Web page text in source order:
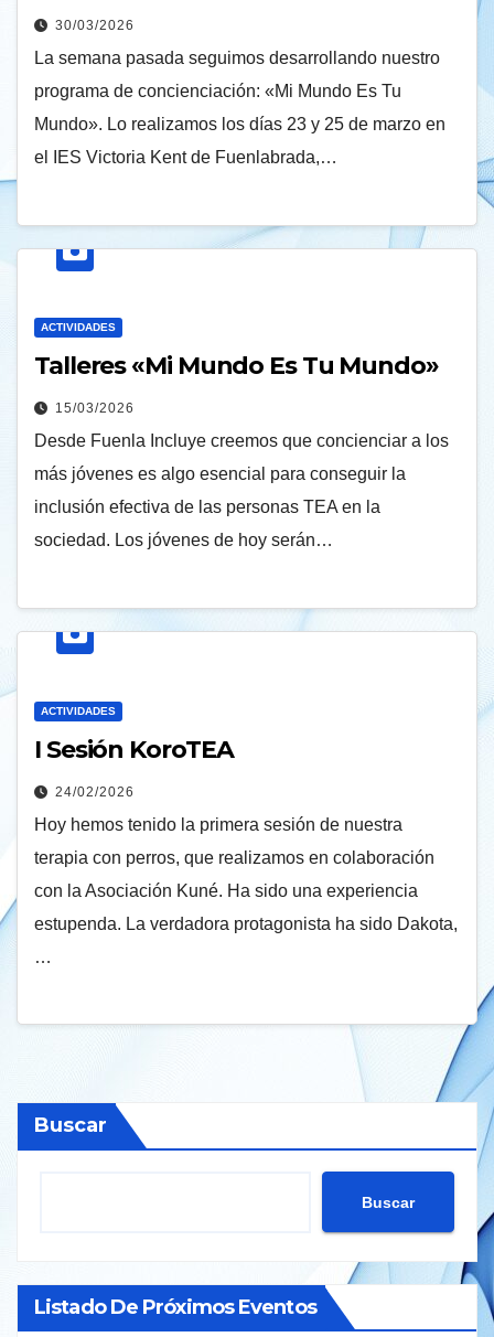
30/03/2026
La semana pasada seguimos desarrollando nuestro
programa de concienciación: «Mi Mundo Es Tu
Mundo». Lo realizamos los días 23 y 25 de marzo en
el IES Victoria Kent de Fuenlabrada,…
ACTIVIDADES
Talleres «Mi Mundo Es Tu Mundo»
15/03/2026
Desde Fuenla Incluye creemos que concienciar a los
más jóvenes es algo esencial para conseguir la
inclusión efectiva de las personas TEA en la
sociedad. Los jóvenes de hoy serán…
ACTIVIDADES
I Sesión KoroTEA
24/02/2026
Hoy hemos tenido la primera sesión de nuestra
terapia con perros, que realizamos en colaboración
con la Asociación Kuné. Ha sido una experiencia
estupenda. La verdadora protagonista ha sido Dakota,
…
Buscar
Buscar
Listado De Próximos Eventos